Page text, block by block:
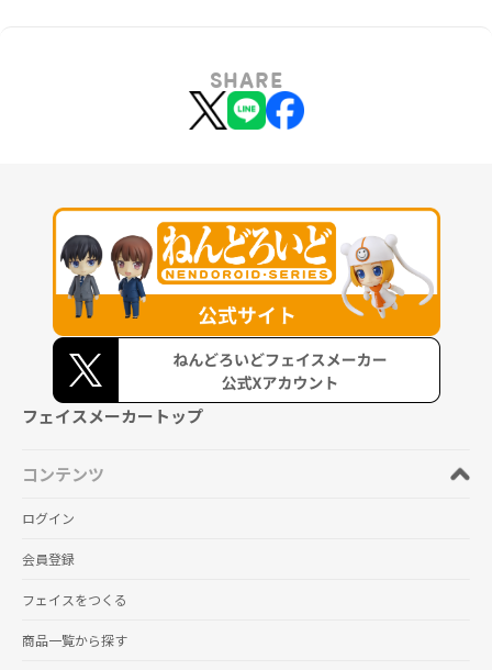
SHARE
フェイスメーカートップ
コンテンツ
ログイン
会員登録
フェイスをつくる
商品一覧から探す